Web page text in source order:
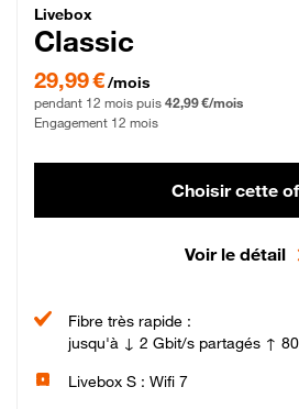
Livebox Classic Fibre
Livebox
Classic
29,99 € par mois pendant 12 mois puis
29,99 €/mois
pendant 12 mois puis 42,99 €/mois
Engagement 12 mois
Choisir cette
Voir le détail
Fibre très rapide :
jusqu'à ↓ 2 Gbit/s partagés ↑
Livebox S : Wifi 7